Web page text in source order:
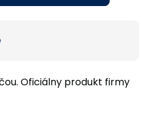
Oficiálny produkt firmy